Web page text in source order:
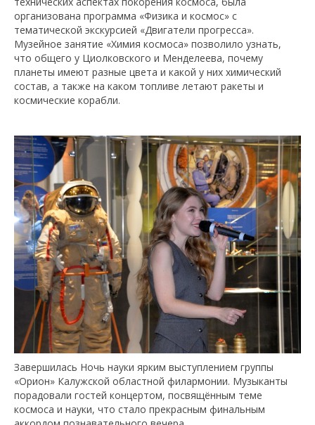
организована программа «Физика и космос» с
тематической экскурсией «Двигатели прогресса».
Музейное занятие «Химия космоса» позволило узнать,
что общего у Циолковского и Менделеева, почему
планеты имеют разные цвета и какой у них химический
состав, а также на каком топливе летают ракеты и
космические корабли.
Завершилась Ночь науки ярким выступлением группы
«Орион» Калужской областной филармонии. Музыканты
порадовали гостей концертом, посвящённым теме
космоса и науки, что стало прекрасным финальным